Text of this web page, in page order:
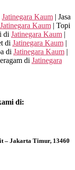
Jatinegara Kaum | Jasa
Jatinegara Kaum| Topi
di Jatinegara Kaum |
di Jatinegara Kaum|
di Jatinegara Kaum|
di Jatinegara
di:
– Jakarta Timur, 13460